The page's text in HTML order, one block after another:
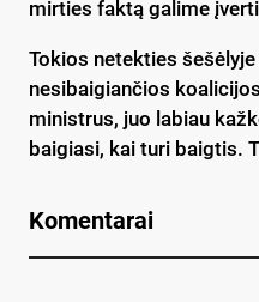
mirties faktą galime
Tokios netekties
nesibaigiančios
ministrus, juo labiau
baigiasi, kai turi baigtis.
Komentarai